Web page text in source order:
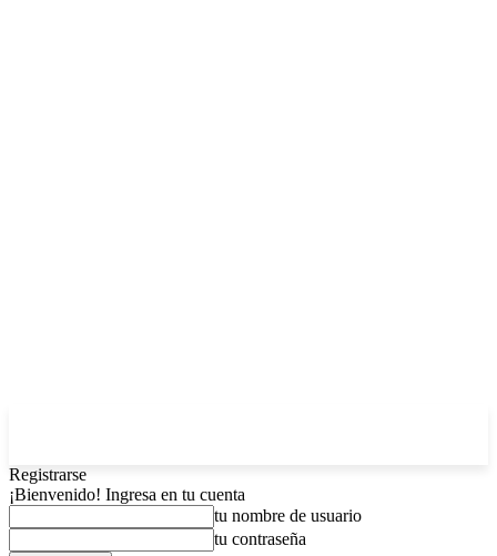
Registrarse
¡Bienvenido! Ingresa en tu cuenta
tu nombre de usuario
tu contraseña